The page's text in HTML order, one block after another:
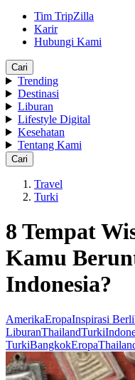
Tim TripZilla
Karir
Hubungi Kami
Cari
Trending
Destinasi
Liburan
Lifestyle Digital
Kesehatan
Tentang Kami
Cari
Travel
Turki
8 Tempat
Kamu
Indonesia?
AmerikaEropaInspirasi
LiburanThailandTurki
TurkiBangkokEropa